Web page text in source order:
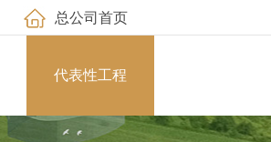
总公司首页
代表性工程